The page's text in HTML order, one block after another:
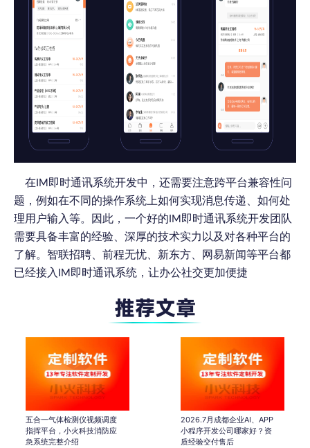
在IM即时通讯系统开发中，还需要注意跨平台兼容性问
题，例如在不同的操作系统上如何实现消息传递、如何处
理用户输入等。因此，一个好的IM即时通讯系统开发团队
需要具备丰富的经验、深厚的技术实力以及对各种平台的
了解。智联招聘、前程无忧、新东方、网易新闻等平台都
已经接入IM即时通讯系统，让办公社交更加便捷
五合一气体检测仪视频调度
指挥平台，小火科技消防应
急系统完整介绍
2026.7月成都企业AI、APP
小程序开发公司哪家好？资
质经验交付售后